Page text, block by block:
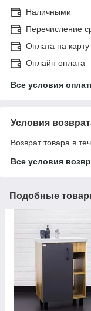
Наличными
Перечисление
Оплата на
Онлайн оплата
Все условия
Условия
Возврат товара в
Все условия
Подобные